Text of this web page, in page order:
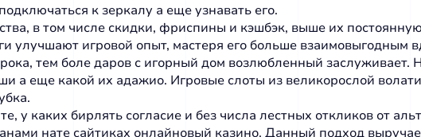
к зеркалу а еще узнавать его.
в том числе скидки, фриспины и кэшбэк, выше их
улучшают игровой опыт, мастеря его больше взаимовыгодным
тем боле даров с игорный дом возлюбленный заслуживает.
а еще какой их адажио. Игровые слоты из великорослой
у каких бирлять согласие и без числа лестных откликов от
нате сайтиках онлайновый казино. Данный подход